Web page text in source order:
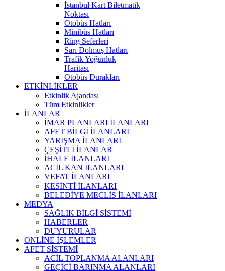
İstanbul Kart Biletmatik
Noktası
Otobüs Hatları
Minibüs Hatları
Ring Seferleri
Sarı Dolmuş Hatları
Trafik Yoğunluk
Haritası
Otobüs Durakları
ETKİNLİKLER
Etkinlik Ajandası
Tüm Etkinlikler
İLANLAR
İMAR PLANLARI İLANLARI
AFET BİLGİ İLANLARI
YARIŞMA İLANLARI
ÇEŞİTLİ İLANLAR
İHALE İLANLARI
ACİL KAN İLANLARI
VEFAT İLANLARI
KESİNTİ İLANLARI
BELEDİYE MECLİS İLANLARI
MEDYA
SAĞLIK BİLGİ SİSTEMİ
HABERLER
DUYURULAR
ONLİNE İŞLEMLER
AFET SİSTEMİ
ACİL TOPLANMA ALANLARI
GEÇİCİ BARINMA ALANLARI